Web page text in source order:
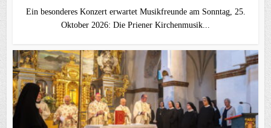
Ein besonderes Konzert erwartet Musikfreunde am Sonntag, 25.
Oktober 2026: Die Priener Kirchenmusik...